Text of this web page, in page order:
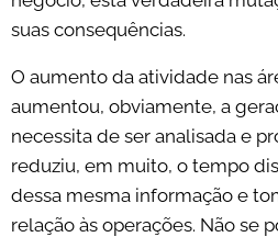
suas consequências.
O aumento da atividade nas
aumentou, obviamente, a
necessita de ser analisada e
reduziu, em muito, o tempo
dessa mesma informação e
relação às operações. Não se